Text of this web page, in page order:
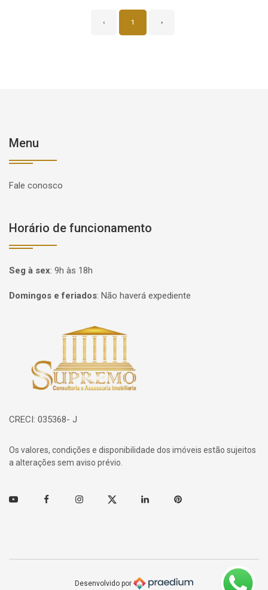
‹ 1 ›
Menu
Fale conosco
Horário de funcionamento
Seg à sex: 9h às 18h
Domingos e feriados: Não haverá expediente
Página inicial
CRECI: 035368- J
Os valores, condições e disponibilidade dos imóveis estão sujeitos
a alterações sem aviso prévio.
Youtube FacebookInstagramTwitter Linkedin Pinterest
Desenvolvido por